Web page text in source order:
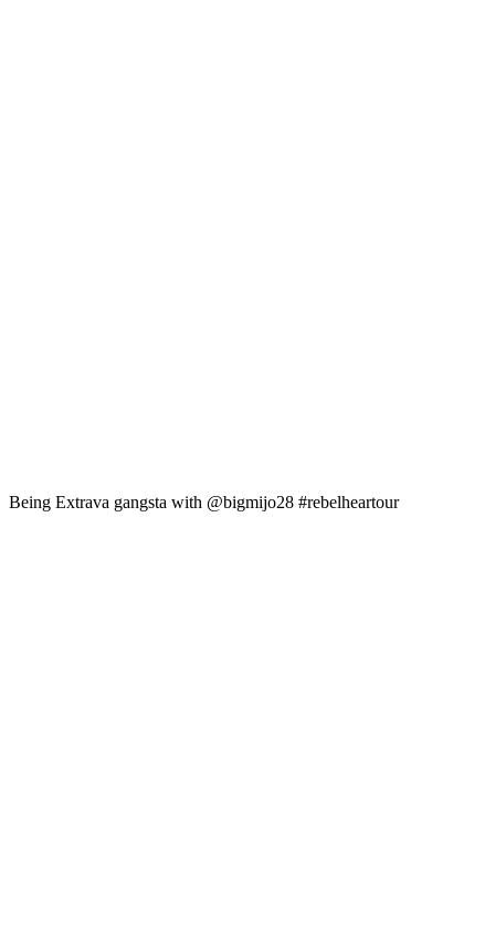
Being Extrava gangsta with @bigmijo28 #rebelheartour